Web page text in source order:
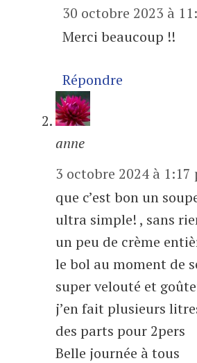
30 octobre 2023 à
Merci beaucoup !!
Répondre
anne
3 octobre 2024 à 1:17
que c’est bon un
ultra simple! , sans
un peu de crème
le bol au moment de
super velouté et
j’en fait plusieurs
des parts pour 2pers
Belle journée à tous